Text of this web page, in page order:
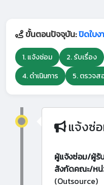
ขั้นตอนปัจจุบัน:ปิดใบง
1. แจ้งซ่อม 2. รับเรื่อง
4. ดำเนินการ
5. ตรวจส
แจ้งซ่
ผู้แจ้งซ่อม/ผู้รั
สังกัดคณะ/หน่
(Outsource)